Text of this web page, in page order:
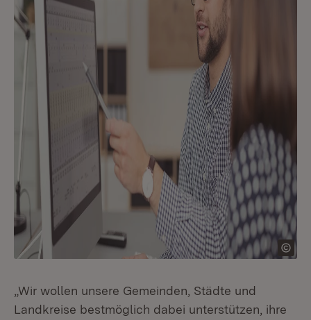
„Wir wollen unsere Gemeinden, Städte und
Landkreise bestmöglich dabei unterstützen, ihre